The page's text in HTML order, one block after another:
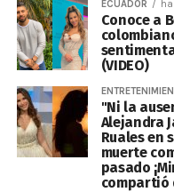
ECUADOR
Conoce a
(VIDEO)
"Ni la
Alejandra
Ruales en
muerte
pasado
compartió